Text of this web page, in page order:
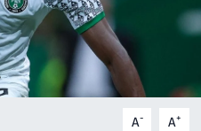
A- A+